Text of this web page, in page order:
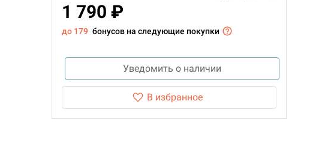
1 790 ₽
до 179 бонусов на следующие покупки
Уведомить о наличии
В избранное